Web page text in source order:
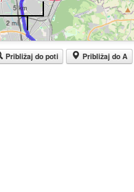
5 km
2 mi
Približaj do poti Približaj do A